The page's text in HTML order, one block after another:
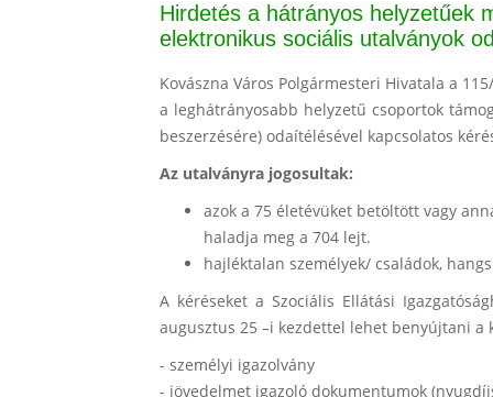
Hirdetés a hátrányos helyzetűek
elektronikus sociális utalványok
Kovászna Város Polgármesteri Hivatala a
a leghátrányosabb helyzetű csoportok
beszerzésére) odaítélésével kapcsolatos
Az utalványra jogosultak:
azok a 75 életévüket betöltött vagy
haladja meg a 704 lejt.
hajléktalan személyek/ családok,
A kéréseket a Szociális Ellátási
augusztus 25 –i kezdettel lehet benyújtani a
- személyi igazolvány
- jövedelmet igazoló dokumentumok